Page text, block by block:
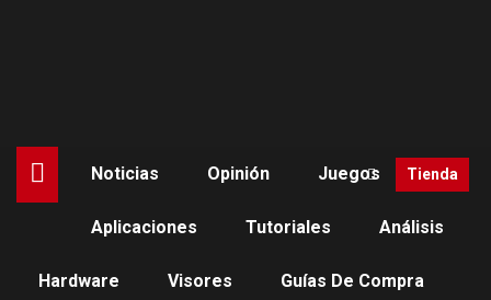
Noticias Opinión Juegos
Aplicaciones Tutoriales Análisis
Hardware Visores Guías De Compra
Tienda
GAFAS INTELIGENTES NOTICIAS
Meta lleva el registro